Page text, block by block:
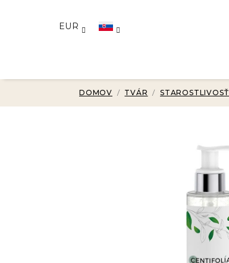
EUR
DOMOV / TVÁR /